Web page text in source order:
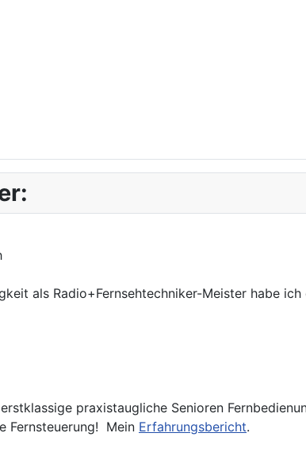
als Radio+Fernsehtechniker-Meister habe
praxistaugliche Senioren
Fernsteuerung! Mein Erfahrungsbericht.